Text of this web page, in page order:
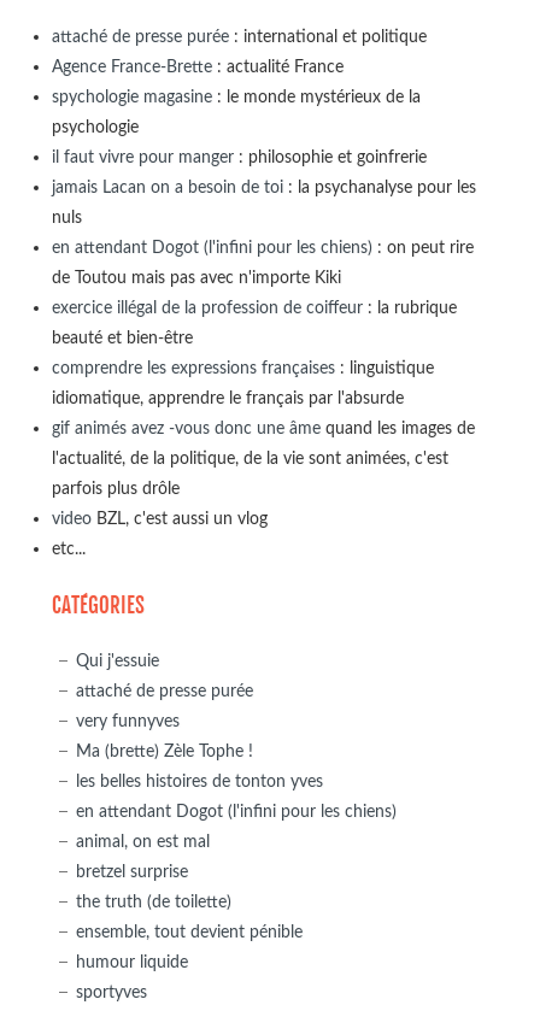
attaché de presse purée: international et politique
Agence France-Brette: actualité France
spychologie magasine: le monde mystérieux de la
psychologie
il faut vivre pour manger: philosophie et goinfrerie
jamais Lacan on a besoin de toi: la psychanalyse pour les
nuls
en attendant Dogot (l'infini pour les chiens): on peut rire
de Toutou mais pas avec n'importe Kiki
exercice illégal de la profession de coiffeur: la rubrique
beauté et bien-être
comprendre les expressions françaises: linguistique
idiomatique, apprendre le français par l'absurde
gif animés avez -vous donc une âmequand les images de
l'actualité, de la politique, de la vie sont animées, c'est
parfois plus drôle
videoBZL, c'est aussi un vlog
etc...
CATÉGORIES
Qui j'essuie
attaché de presse purée
very funnyves
Ma (brette) Zèle Tophe !
les belles histoires de tonton yves
en attendant Dogot (l'infini pour les chiens)
animal, on est mal
bretzel surprise
the truth (de toilette)
ensemble, tout devient pénible
humour liquide
sportyves